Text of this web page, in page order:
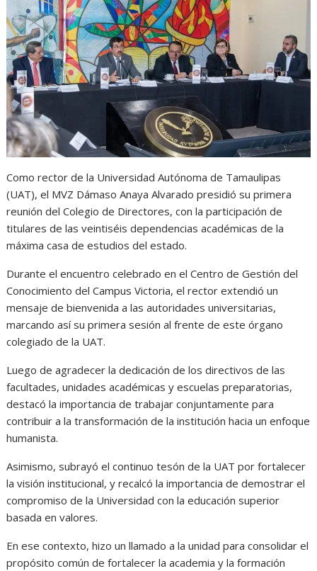
s
A
p
p
b
o
o
k
e
n
g
e
g
r
a
m
t
Como rector de la Universidad Autónoma de Tamaulipas
(UAT), el MVZ Dámaso Anaya Alvarado presidió su primera
reunión del Colegio de Directores, con la participación de
titulares de las veintiséis dependencias académicas de la
máxima casa de estudios del estado.
Durante el encuentro celebrado en el Centro de Gestión del
Conocimiento del Campus Victoria, el rector extendió un
mensaje de bienvenida a las autoridades universitarias,
marcando así su primera sesión al frente de este órgano
colegiado de la UAT.
Luego de agradecer la dedicación de los directivos de las
facultades, unidades académicas y escuelas preparatorias,
destacó la importancia de trabajar conjuntamente para
contribuir a la transformación de la institución hacia un enfoque
humanista.
Asimismo, subrayó el continuo tesón de la UAT por fortalecer
la visión institucional, y recalcó la importancia de demostrar el
compromiso de la Universidad con la educación superior
basada en valores.
En ese contexto, hizo un llamado a la unidad para consolidar el
propósito común de fortalecer la academia y la formación